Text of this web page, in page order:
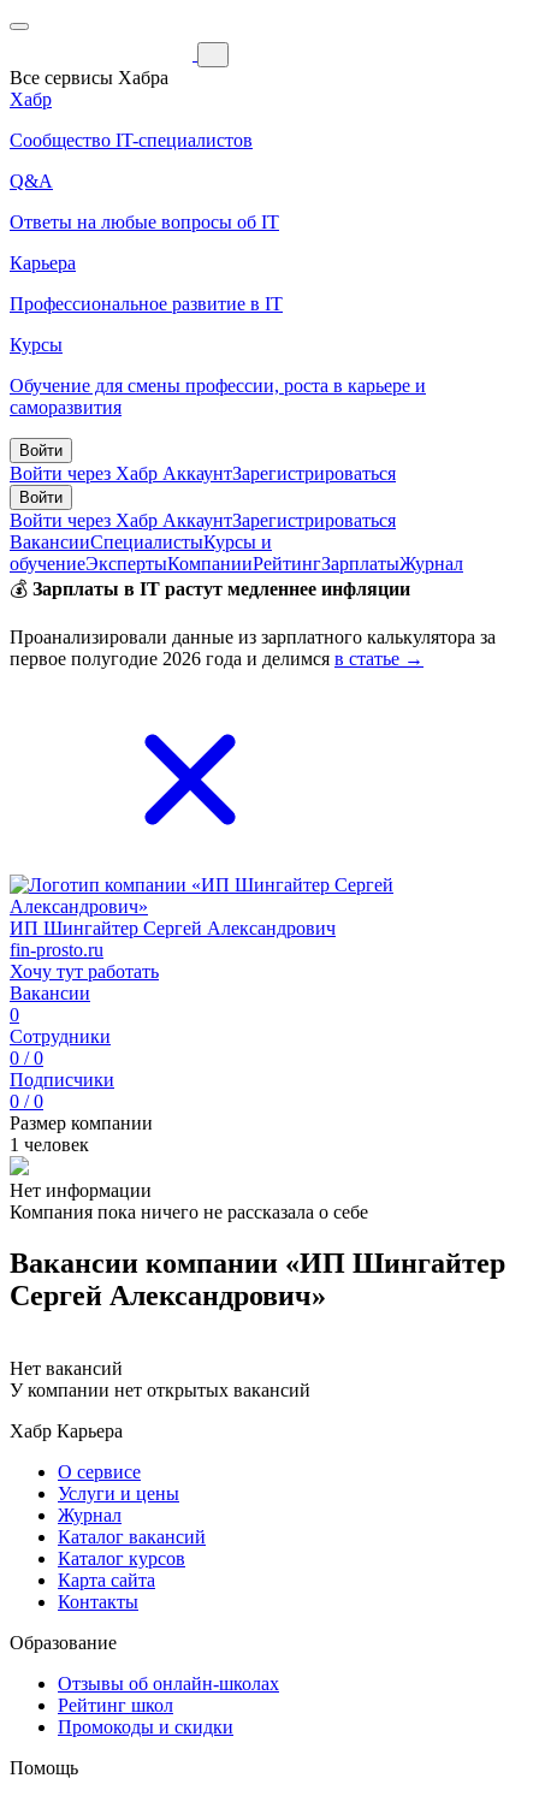
Все сервисы Хабра
Хабр
Сообщество IT-специалистов
Q&A
Ответы на любые вопросы об IT
Карьера
Профессиональное развитие в IT
Курсы
Обучение для смены профессии, роста в карьере и
саморазвития
Войти
Войти через Хабр АккаунтЗарегистрироваться
Войти
Войти через Хабр АккаунтЗарегистрироваться
ВакансииСпециалистыКурсы и
обучениеЭкспертыКомпанииРейтингЗарплатыЖурнал
💰 Зарплаты в IT растут медленнее инфляции
Проанализировали данные из зарплатного калькулятора за
первое полугодие 2026 года и делимся в статье →
ИП Шингайтер Сергей Александрович
fin-prosto.ru
Хочу тут работать
Вакансии
0
Сотрудники
0 / 0
Подписчики
0 / 0
Размер компании
1 человек
Нет информации
Компания пока ничего не рассказала о себе
Вакансии компании «ИП Шингайтер
Сергей Александрович»
Нет вакансий
У компании нет открытых вакансий
Хабр Карьера
О сервисе
Услуги и цены
Журнал
Каталог вакансий
Каталог курсов
Карта сайта
Контакты
Образование
Отзывы об онлайн-школах
Рейтинг школ
Промокоды и скидки
Помощь